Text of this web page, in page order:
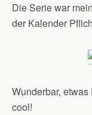
Die Serie war
der Kalender
Wunderbar, etwas
cool!